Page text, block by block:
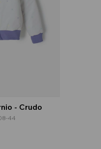
- Crudo
44